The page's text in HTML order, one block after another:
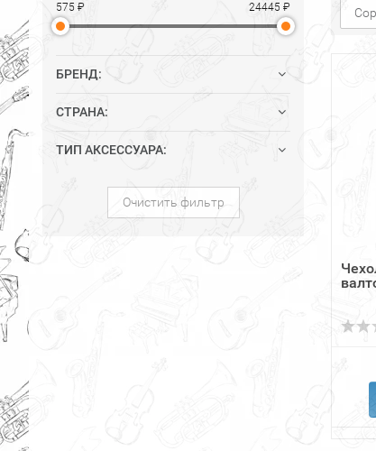
575 ₽ 24445 ₽
БРЕНД:
СТРАНА:
ТИП АКСЕССУАРА:
Очистить фильтр